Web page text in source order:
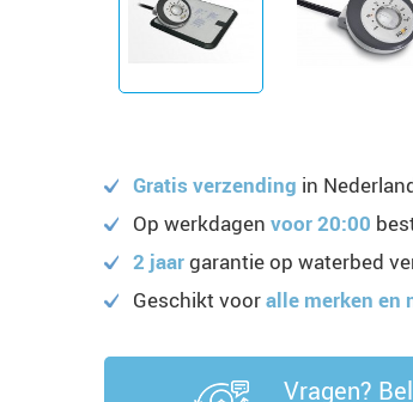
Gratis verzending in
Op werkdagen voor 20:00
2 jaargarantie op waterbed
Geschikt vooralle merken en
Vragen?